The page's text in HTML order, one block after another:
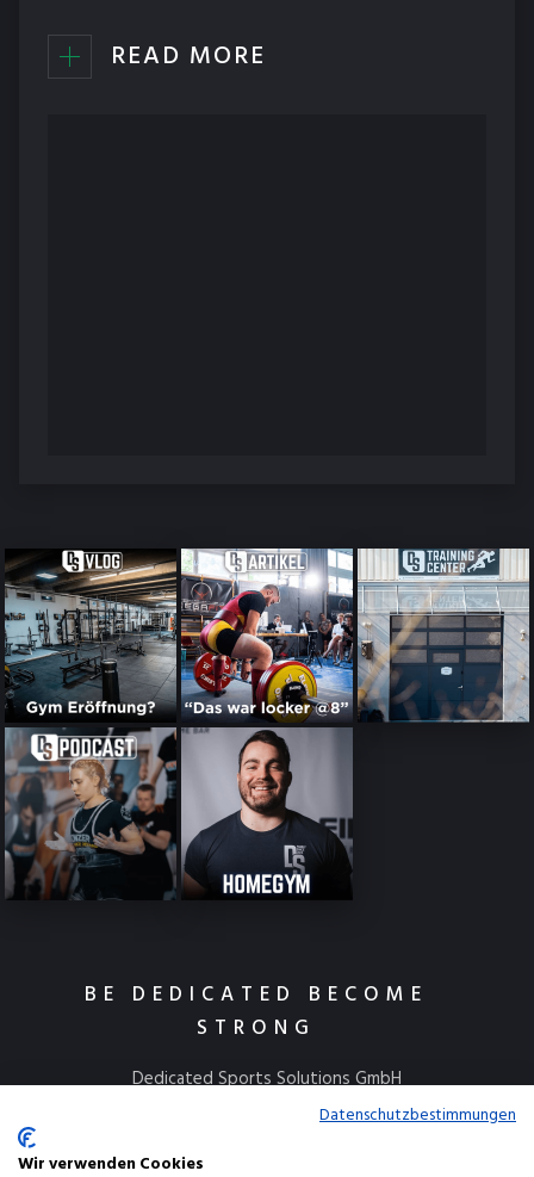
READ MORE
BE DEDICATED BECOME
STRONG
Dedicated Sports Solutions GmbH
Kulmbacher Straße 115
95445 BayreuthDatenschutzbestimmungen
Wir verwenden Cookies